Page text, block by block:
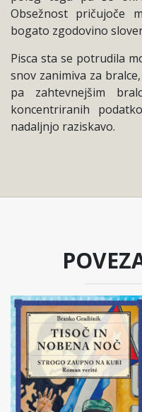
Obsežnost pričujoče
bogato zgodovino
Pisca sta se potrudila
snov zanimiva za
pa zahtevnejšim
koncentriranih
nadaljnjo raziskavo.